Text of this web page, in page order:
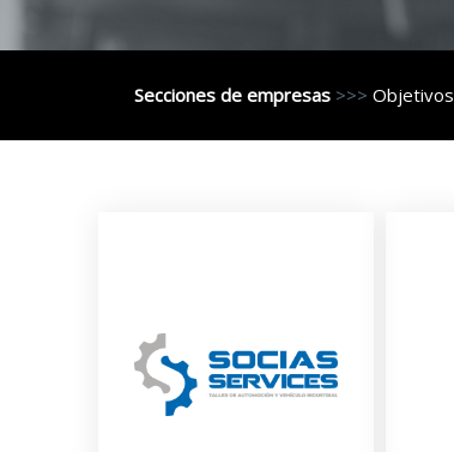
Secciones de empresas >>> Objetivos